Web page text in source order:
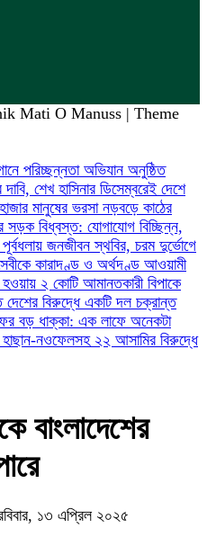
Mati O Manuss | Theme
পরিচ্ছন্নতা অভিযান অনুষ্ঠিত
শেখ হাসিনার ডিসেম্বরেই দেশে
মানুষের ভরসা নড়বড়ে কাঠের
সড়ক বিধ্বস্ত: যোগাযোগ বিচ্ছিন্ন,
পূর্বধলায় জনজীবন স্থবির, চরম দুর্ভোগে
কারাদণ্ড ও অর্থদণ্ড আওয়ামী
২ কোটি আমানতকারী বিপাকে
দেশের বিরুদ্ধে একটি দল চক্রান্ত
বড় ধাক্কা: এক লাফে অনেকটা
হাছান-নওফেলসহ ২২ আসামির বিরুদ্ধে
বাংলাদেশের
১৩ এপ্রিল ২০২৫